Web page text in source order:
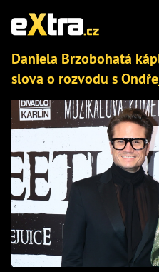
Daniela Brzobohatá
slova o rozvodu s